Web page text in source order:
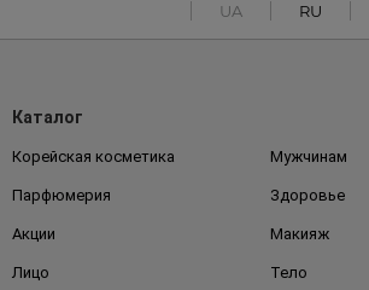
UA RU
Каталог
Корейская косметика Мужчинам
Парфюмерия Здоровье
Акции Макияж
Лицо Тело